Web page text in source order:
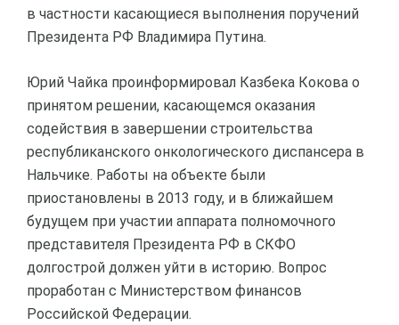
в частности касающиеся выполнения поручений
Президента РФ Владимира Путина.
Юрий Чайка проинформировал Казбека Кокова о
принятом решении, касающемся оказания
содействия в завершении строительства
республиканского онкологического диспансера в
Нальчике. Работы на объекте были
приостановлены в 2013 году, и в ближайшем
будущем при участии аппарата полномочного
представителя Президента РФ в СКФО
долгострой должен уйти в историю. Вопрос
проработан с Министерством финансов
Российской Федерации.